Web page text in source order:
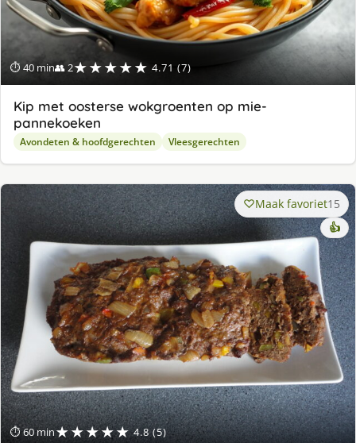
⏱ 40 min👥 2★★★★★ 4.71 (7)
Kip met oosterse wokgroenten op mie-
pannekoeken
Avondeten & hoofdgerechten Vleesgerechten
⏱ 60 min★★★★★ 4.8 (5)
Maak favoriet15
👍